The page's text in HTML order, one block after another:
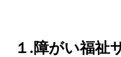
１.障がい福祉